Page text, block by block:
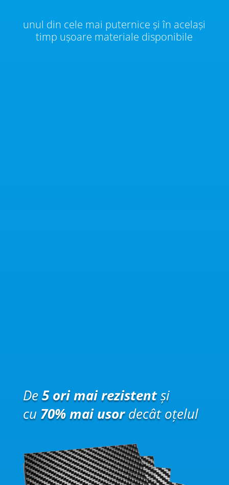
unul din cele mai puternice și în același
timp ușoare materiale disponibile
De5 ori mai rezistentși
cu 70% mai usordecât oțelul